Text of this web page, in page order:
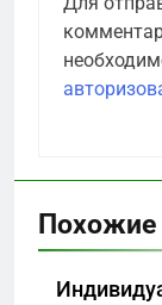
Похожие